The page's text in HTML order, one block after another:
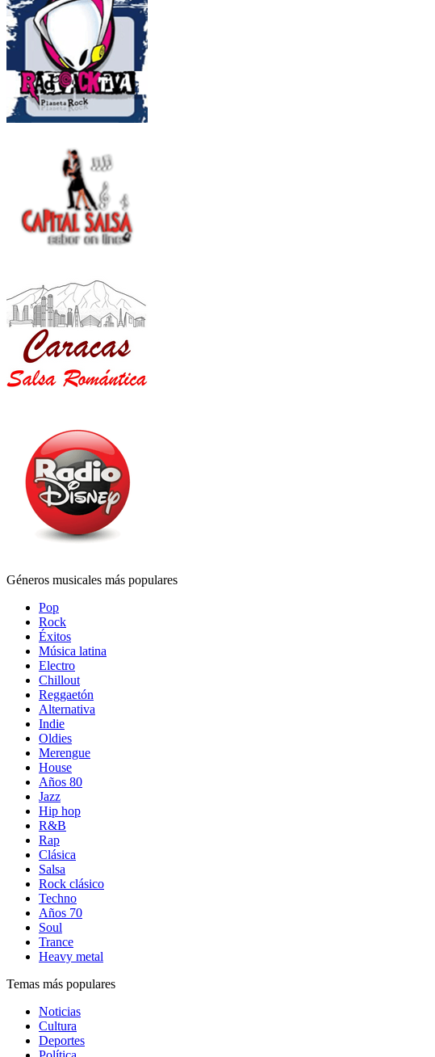
Géneros musicales más populares
Pop
Rock
Éxitos
Música latina
Electro
Chillout
Reggaetón
Alternativa
Indie
Oldies
Merengue
House
Años 80
Jazz
Hip hop
R&B
Rap
Clásica
Salsa
Rock clásico
Techno
Años 70
Soul
Trance
Heavy metal
Temas más populares
Noticias
Cultura
Deportes